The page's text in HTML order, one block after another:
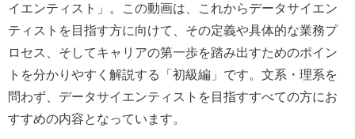
イエンティスト」。この動画は、これからデータサイエン
ティストを目指す方に向けて、その定義や具体的な業務プ
ロセス、そしてキャリアの第一歩を踏み出すためのポイン
トを分かりやすく解説する「初級編」です。文系・理系を
問わず、データサイエンティストを目指すすべての方にお
すすめの内容となっています。